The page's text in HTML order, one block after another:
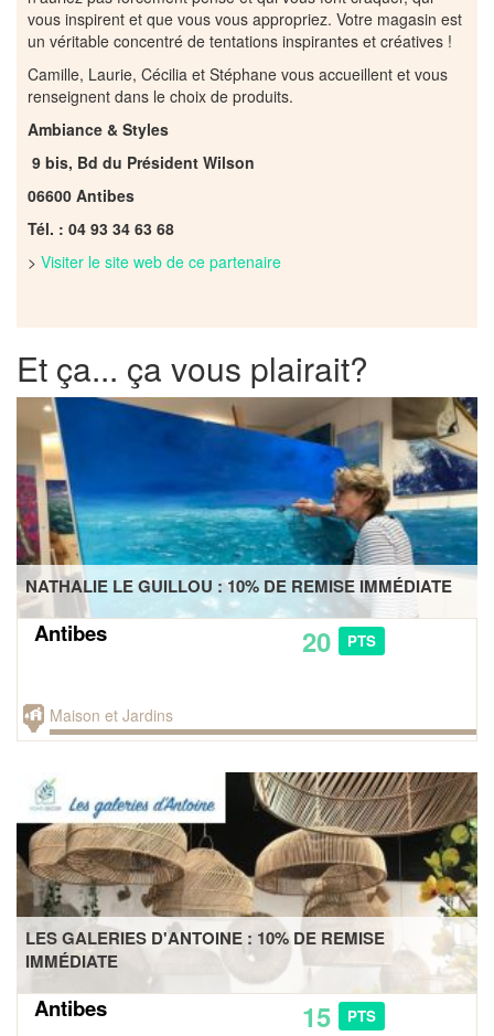
vous inspirent et que vous vous appropriez. Votre magasin est
un véritable concentré de tentations inspirantes et créatives !
Camille, Laurie, Cécilia et Stéphane vous accueillent et vous
renseignent dans le choix de produits.
Ambiance & Styles
9 bis, Bd du Président Wilson
06600 Antibes
Tél. : 04 93 34 63 68
> Visiter le site web de ce partenaire
Et ça... ça vous plairait?
NATHALIE LE GUILLOU : 10% DE REMISE IMMÉDIATE
Antibes 20 PTS
Maison et Jardins
LES GALERIES D'ANTOINE : 10% DE REMISE
IMMÉDIATE
Antibes 15 PTS